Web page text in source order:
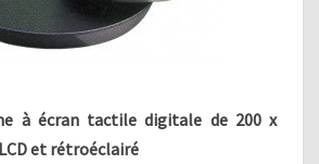
à écran tactile digitale de 200 x
et rétroéclairé